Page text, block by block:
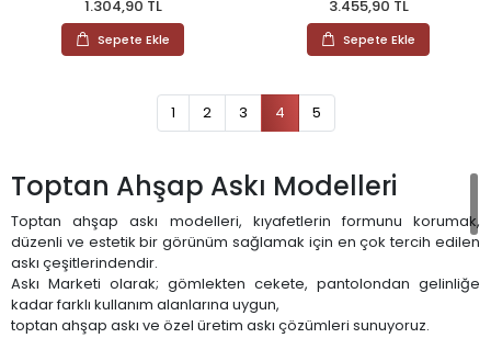
1.304,90 TL
Sepete Ekle
3.455,90 TL
Sepete Ekle
1 2 3 4 5
Toptan Ahşap Askı Modelleri
Toptan ahşap askı modelleri, kıyafetlerin formunu korumak,
düzenli ve estetik bir görünüm sağlamak için en çok tercih edilen
askı çeşitlerindendir.
Askı Marketi olarak; gömlekten cekete, pantolondan gelinliğe
kadar farklı kullanım alanlarına uygun,
toptan ahşap askı ve özel üretim askı çözümleri sunuyoruz.